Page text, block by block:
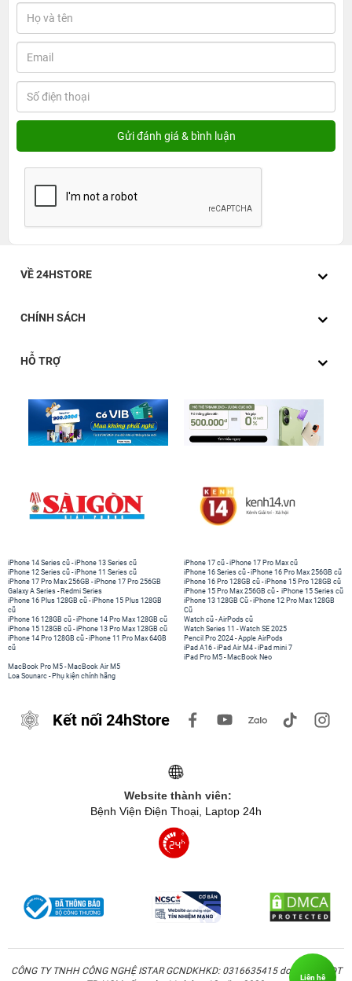
VỀ 24HSTORE
CHÍNH SÁCH
HỖ TRỢ
iPhone 14 Series cũ -iPhone 13 Series cũ
iPhone 12 Series cũ -iPhone 11 Series cũ
iPhone 17 Pro Max 256GB -iPhone 17 Pro 256GB
Galaxy A Series - Redmi Series
iPhone 17 cũ -iPhone 17 Pro Max cũ
iPhone 16 Series cũ - iPhone 16 Pro Max 256GB cũ
iPhone 16 Pro 128GB cũ -iPhone 15 Pro 128GB cũ
iPhone 15 Pro Max 256GB cũ - iPhone 15 Series cũ
iPhone 16 Plus 128GB cũ -iPhone 15 Plus 128GB
cũ
iPhone 16 128GB cũ -iPhone 14 Pro Max 128GB cũ
iPhone 15 128GB cũ -iPhone 13 Pro Max 128GB cũ
iPhone 14 Pro 128GB cũ -iPhone 11 Pro Max 64GB
cũ
iPhone 13 128GB Cũ -iPhone 12 Pro Max 128GB
Cũ
Watch cũ -AirPods cũ
Watch Series 11 -Watch SE 2025
Pencil Pro 2024 -Apple AirPods
iPad A16 -iPad Air M4 -iPad mini 7
iPad Pro M5 - MacBook Neo
MacBook Pro M5 - MacBook Air M5
Loa Sounarc - Phụ kiện chính hãng
Kết nối 24hStore
Website thành viên:
Bệnh Viện Điện Thoại, Laptop 24h
CÔNG TY TNHH CÔNG NGHỆ ISTAR GCNDKHKD: 0316635415 do Sở KH & ĐT
Liên hệ